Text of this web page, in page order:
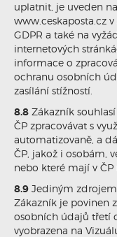
uplatnit, je uveden
www.ceskaposta.cz
GDPR a také na
internetových
informace o
ochranu osobních
zasílání stížností.
8.8 Zákazník
ČP zpracovávat s
automatizovaně, a
ČP, jakož i osobám,
nebo které mají v
8.9 Jediným
Zákazník je povinen
osobních údajů třetí
vyobrazena na